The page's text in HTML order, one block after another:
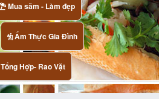
Mua săm - Làm đẹp
Ẩm Thực Gia Đình
Tổng Hợp- Rao Vặt